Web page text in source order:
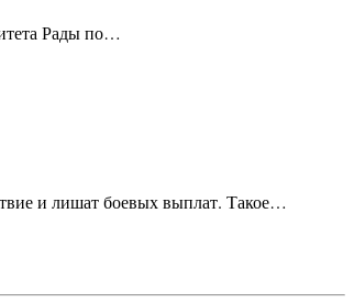
Рады по…
и лишат боевых выплат. Такое…